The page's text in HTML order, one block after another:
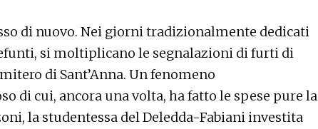
di nuovo. Nei giorni tradizionalmente dedicati
si moltiplicano le segnalazioni di furti di
di Sant’Anna. Un fenomeno
di cui, ancora una volta, ha fatto le spese pure la
la studentessa del Deledda-Fabiani investita